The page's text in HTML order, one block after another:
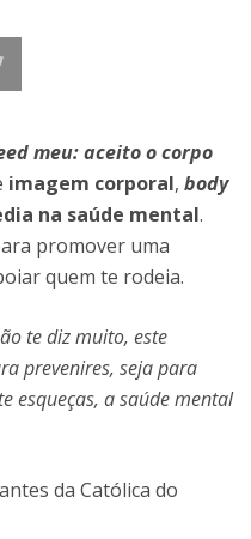
meu: aceito o corpo
imagem corporal, body
na saúde mental.
promover uma
quem te rodeia.
te diz muito, este
prevenires, seja para
esqueças, a saúde mental
da Católica do